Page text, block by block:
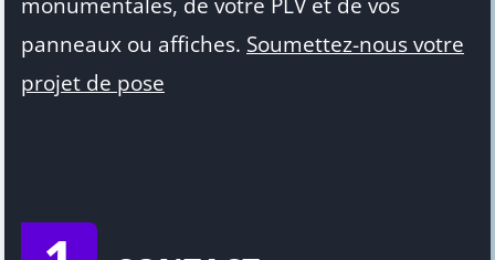
panneaux ou affiches. Soumettez-nous votre
projet de pose